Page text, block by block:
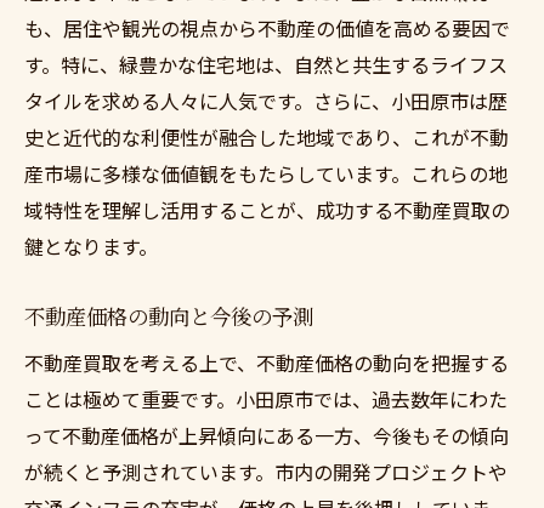
地域の声を正確に反映した口コミの探し方
地域特有の注意点を考慮した業者選び
不動産買取業者の評判を地域の声で確認
口コミから見る不動産業者の長所と短所
地域の声に基づく業者選びの失敗例
地域の声を反映した業者選びの成功例
影響を知る
小田原市特有の不動産市場の特徴
独自性が不動産買取プロセスに及ぼす影響
小田原市の不動産市場での成功事例
地域特性から見る買取価格の決定要因
も、居住や観光の視点から不動産の価値を高める要因で
す。特に、緑豊かな住宅地は、自然と共生するライフス
タイルを求める人々に人気です。さらに、小田原市は歴
史と近代的な利便性が融合した地域であり、これが不動
産市場に多様な価値観をもたらしています。これらの地
域特性を理解し活用することが、成功する不動産買取の
鍵となります。
不動産価格の動向と今後の予測
不動産買取を考える上で、不動産価格の動向を把握する
ことは極めて重要です。小田原市では、過去数年にわた
って不動産価格が上昇傾向にある一方、今後もその傾向
が続くと予測されています。市内の開発プロジェクトや